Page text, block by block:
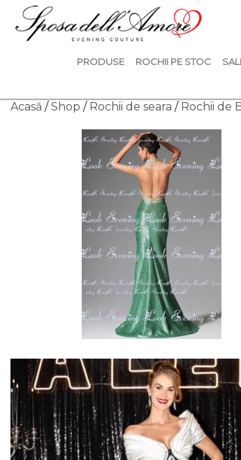
PRODUSE ROCHII PE STOC
Acasă /Shop / Rochii de seara / Rochii de